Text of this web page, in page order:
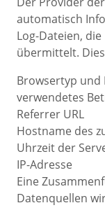
automatisch
Log-Dateien,
übermittelt.
Browsertyp und
verwendetes
Referrer URL
Hostname des
Uhrzeit der
IP-Adresse
Eine
Datenquellen